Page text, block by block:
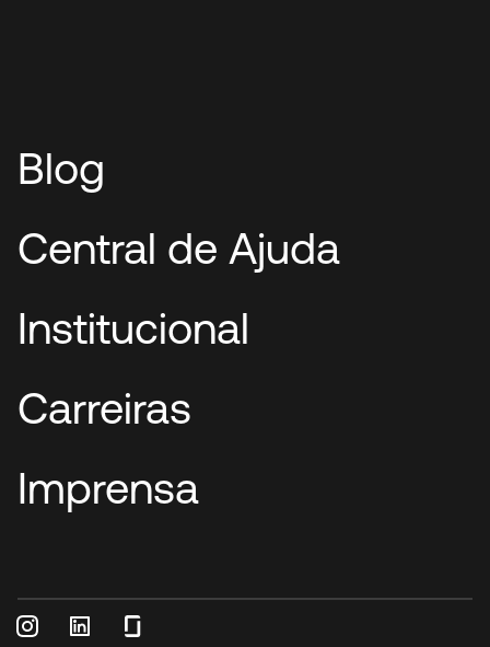
Blog
Central de Ajuda
Institucional
Carreiras
Imprensa